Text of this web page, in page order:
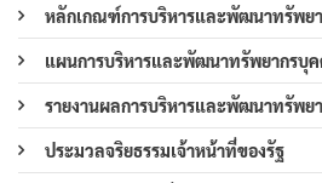
หลักเกณฑ์การบริหารและพัฒนาทรัพย
แผนการบริหารและพัฒนาทรัพยากรบุ
รายงานผลการบริหารและพัฒนาทรัพย
ประมวลจริยธรรมเจ้าหน้าที่ของรัฐ